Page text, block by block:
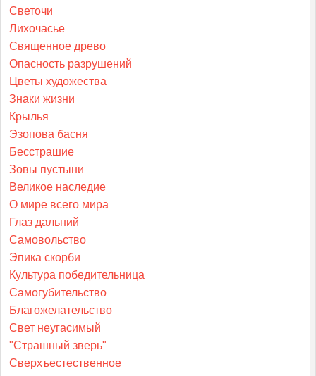
Светочи
Лихочасье
Священное древо
Опасность разрушений
Цветы художества
Знаки жизни
Крылья
Эзопова басня
Бесстрашие
Зовы пустыни
Великое наследие
О мире всего мира
Глаз дальний
Самовольство
Эпика скорби
Культура победительница
Самогубительство
Благожелательство
Свет неугасимый
"Страшный зверь"
Сверхъестественное